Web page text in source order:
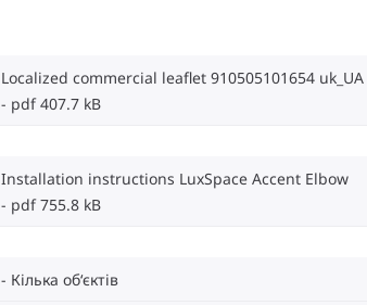
Localized commercial leaflet 910505101654 uk_UA
pdf 407.7 kB
Installation instructions LuxSpace Accent Elbow
pdf 755.8 kB
Кілька об‘єктів